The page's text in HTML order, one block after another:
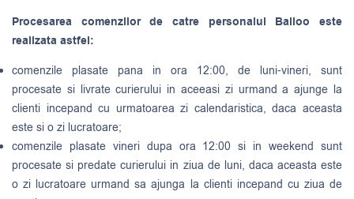
Procesarea comenzilor de catre personalul Balloo este
realizata astfel:
comenzile plasate pana in ora 12:00, de luni-vineri, sunt
procesate si livrate curierului in aceeasi zi urmand a ajunge la
clienti incepand cu urmatoarea zi calendaristica, daca aceasta
este si o zi lucratoare;
comenzile plasate vineri dupa ora 12:00 si in weekend sunt
procesate si predate curierului in ziua de luni, daca aceasta este
o zi lucratoare urmand sa ajunga la clienti incepand cu ziua de